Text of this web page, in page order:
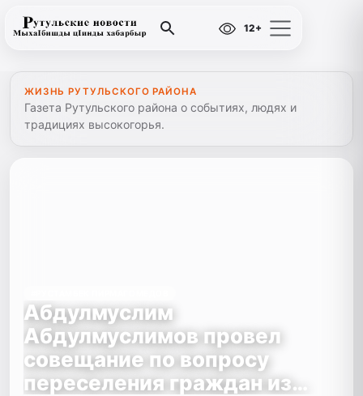
12+
ЖИЗНЬ РУТУЛЬСКОГО РАЙОНА
Газета Рутульского района о событиях, людях и
традициях высокогорья.
Абдулмуслим
Абдулмуслимов провел
совещание по вопросу
переселения граждан из